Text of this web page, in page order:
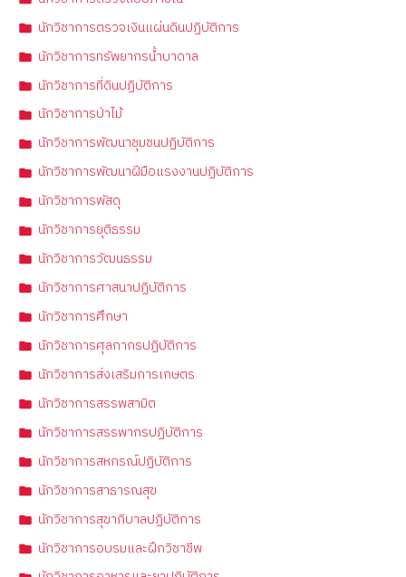
นักวิชาการตรวจเงินแผ่นดินปฏิบัติการ
นักวิชาการทรัพยากรน้ำบาดาล
นักวิชาการที่ดินปฏิบัติการ
นักวิชาการป่าไม้
นักวิชาการพัฒนาชุมชนปฏิบัติการ
นักวิชาการพัฒนาฝีมือแรงงานปฏิบัติการ
นักวิชาการพัสดุ
นักวิชาการยุติธรรม
นักวิชาการวัฒนธรรม
นักวิชาการศาสนาปฏิบัติการ
นักวิชาการศึกษา
นักวิชาการศุลกากรปฏิบัติการ
นักวิชาการส่งเสริมการเกษตร
นักวิชาการสรรพสามิต
นักวิชาการสรรพากรปฏิบัติการ
นักวิชาการสหกรณ์ปฏิบัติการ
นักวิชาการสาธารณสุข
นักวิชาการสุขาภิบาลปฏิบัติการ
นักวิชาการอบรมและฝึกวิชาชีพ